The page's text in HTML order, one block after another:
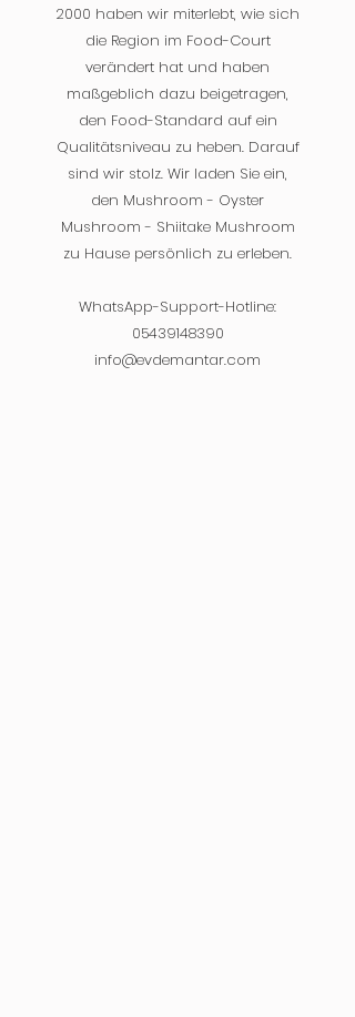
2000 haben wir miterlebt, wie sich
die Region im Food-Court
verändert hat und haben
maßgeblich dazu beigetragen,
den Food-Standard auf ein
Qualitätsniveau zu heben. Darauf
sind wir stolz. Wir laden Sie ein,
den Mushroom - Oyster
Mushroom - Shiitake Mushroom
zu Hause persönlich zu erleben.
WhatsApp-Support-Hotline:
05439148390
info@evdemantar.com